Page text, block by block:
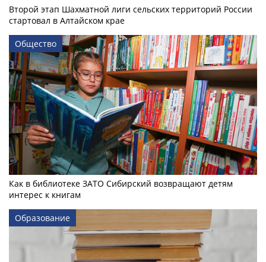
Второй этап Шахматной лиги сельских территорий России
стартовал в Алтайском крае
Общество
Как в библиотеке ЗАТО Сибирский возвращают детям
интерес к книгам
Образование